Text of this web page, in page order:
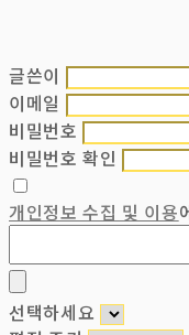
글쓴이
이메일
비밀번호
비밀번호 확인
개인정보 수집 및 이용
선택하세요